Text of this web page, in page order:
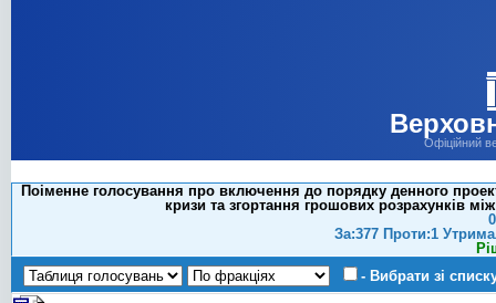
Офіційний
Поіменне голосування про включення до порядку денного
кризи та згортання грошових розрахунків
За:377 Проти:1
- Вибрати зі